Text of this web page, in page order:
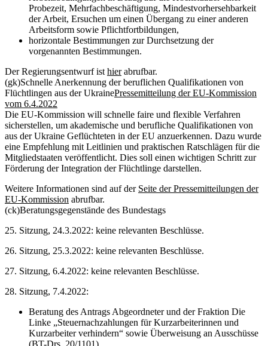
Probezeit, Mehrfachbeschäftigung, Mindestvorhersehbarkeit
der Arbeit, Ersuchen um einen Übergang zu einer anderen
Arbeitsform sowie Pflichtfortbildungen,
horizontale Bestimmungen zur Durchsetzung der
vorgenannten Bestimmungen.
Der Regierungsentwurf ist hierabrufbar.
(gk)Schnelle Anerkennung der beruflichen Qualifikationen von
Flüchtlingen aus der UkrainePressemitteilung der EU-Kommission
vom 6.4.2022
Die EU-Kommission will schnelle faire und flexible Verfahren
sicherstellen, um akademische und berufliche Qualifikationen von
aus der Ukraine Geflüchteten in der EU anzuerkennen. Dazu wurde
eine Empfehlung mit Leitlinien und praktischen Ratschlägen für die
Mitgliedstaaten veröffentlicht. Dies soll einen wichtigen Schritt zur
Förderung der Integration der Flüchtlinge darstellen.
Weitere Informationen sind auf der Seite der Pressemitteilungen der
EU-Kommission abrufbar.
(ck)Beratungsgegenstände des Bundestags
25. Sitzung, 24.3.2022: keine relevanten Beschlüsse.
26. Sitzung, 25.3.2022: keine relevanten Beschlüsse.
27. Sitzung, 6.4.2022: keine relevanten Beschlüsse.
28. Sitzung, 7.4.2022:
Beratung des Antrags Abgeordneter und der Fraktion Die
Linke „Steuernachzahlungen für Kurzarbeiterinnen und
Kurzarbeiter verhindern“ sowie Überweisung an Ausschüsse
(BT-Drs. 20/1101)